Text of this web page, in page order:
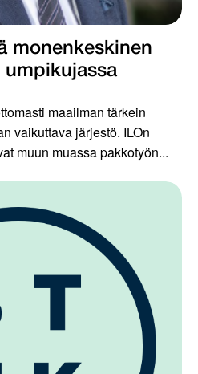
monenkeskinen
maailman tärkein
vaikuttava järjestö. ILOn
muun muassa pakkotyön...